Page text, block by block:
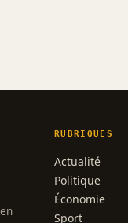
RUBRIQUES
Actualité
Politique
Économie
Sport